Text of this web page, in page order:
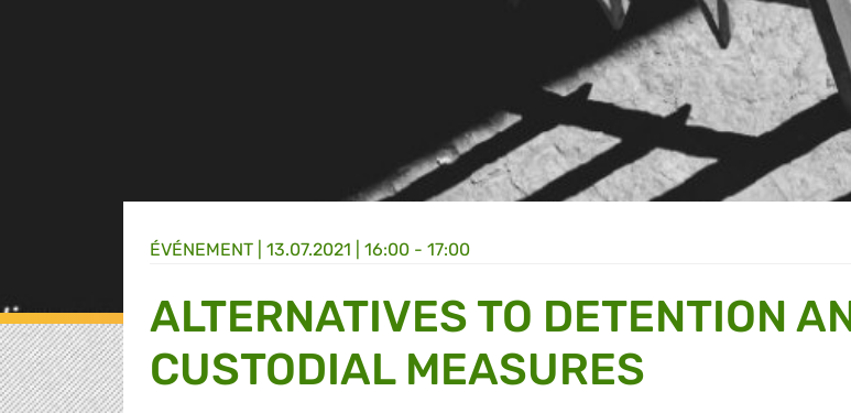
ÉVÉNEMENT 13.07.2021 | 16:00 - 17:00
ALTERNATIVES TO DETENTION
CUSTODIAL MEASURES